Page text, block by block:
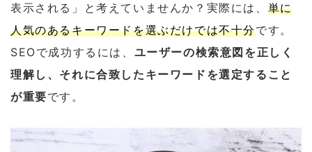
表示される」と考えていませんか？実際には、 単に
人気のあるキーワードを選ぶだけでは不十分です。
SEOで成功するには、 ユーザーの検索意図を正しく
理解し、それに合致したキーワードを選定すること
が重要です。